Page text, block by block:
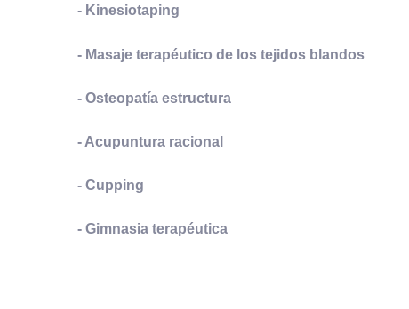
- Kinesiotaping
- Masaje terapéutico de los tejidos blandos
- Osteopatía estructura
- Acupuntura racional
- Cupping
- Gimnasia terapéutica